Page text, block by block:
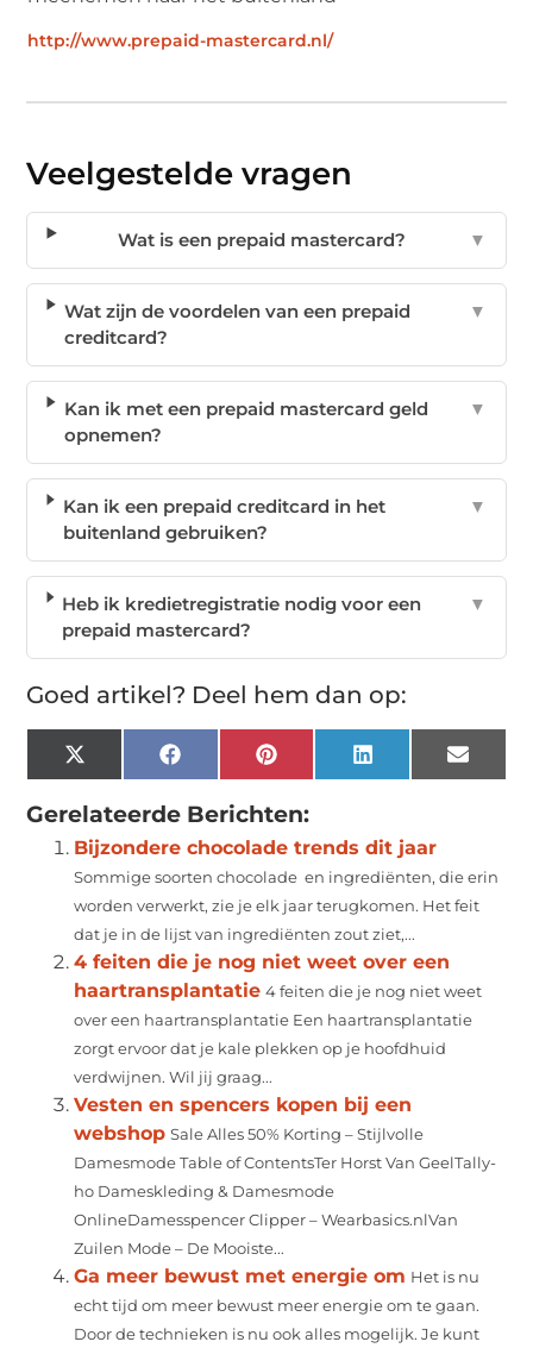
http://www.prepaid-mastercard.nl/
Veelgestelde vragen
Wat is een prepaid mastercard? ▼
Wat zijn de voordelen van een prepaid
creditcard?
▼
Kan ik met een prepaid mastercard geld
opnemen?
▼
Kan ik een prepaid creditcard in het
buitenland gebruiken?
▼
Heb ik kredietregistratie nodig voor een
prepaid mastercard?
▼
Goed artikel? Deel hem dan op:
X
(Twitter)
Facebook Pinterest LinkedIn Email
Gerelateerde Berichten:
Bijzondere chocolade trends dit jaar
Sommige soorten chocolade en ingrediënten, die erin
worden verwerkt, zie je elk jaar terugkomen. Het feit
dat je in de lijst van ingrediënten zout ziet,...
4 feiten die je nog niet weet over een
haartransplantatie 4 feiten die je nog niet weet
over een haartransplantatie Een haartransplantatie
zorgt ervoor dat je kale plekken op je hoofdhuid
verdwijnen. Wil jij graag...
Vesten en spencers kopen bij een
webshop Sale Alles 50% Korting – Stijlvolle
Damesmode Table of ContentsTer Horst Van GeelTally-
ho Dameskleding & Damesmode
OnlineDamesspencer Clipper – Wearbasics.nlVan
Zuilen Mode – De Mooiste...
Ga meer bewust met energie om Het is nu
echt tijd om meer bewust meer energie om te gaan.
Door de technieken is nu ook alles mogelijk. Je kunt